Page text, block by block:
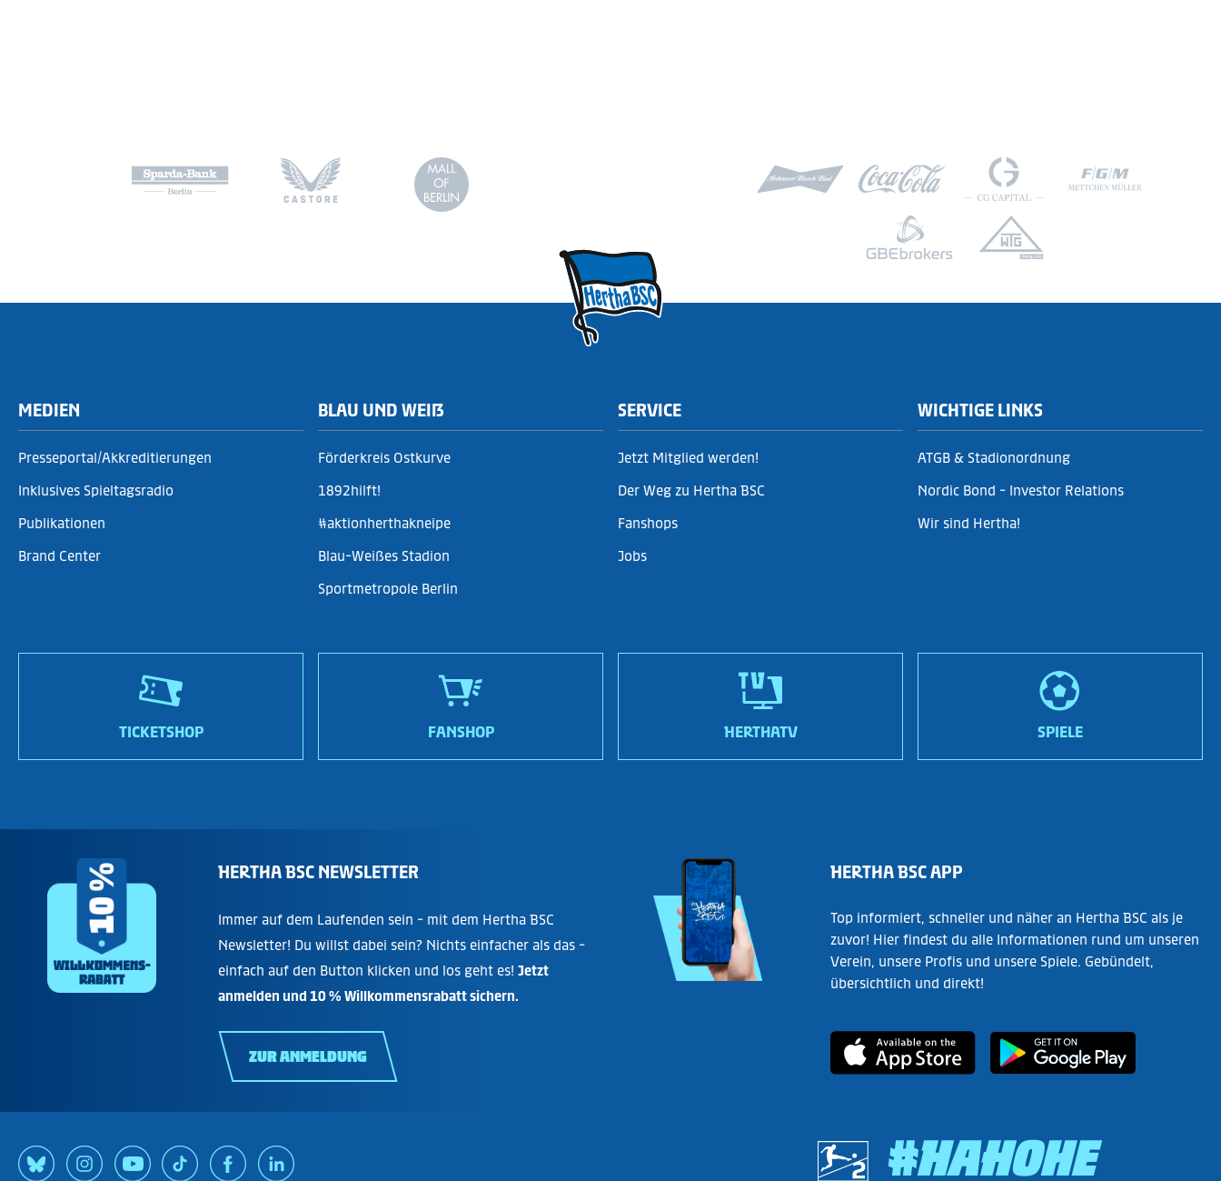
MEDIEN
Presseportal/Akkreditierungen
Inklusives Spieltagsradio
Publikationen
Brand Center
BLAU UND WEIẞ
Förderkreis Ostkurve
1892hilft!
#aktionherthakneipe
Blau-Weißes Stadion
Sportmetropole Berlin
SERVICE
Jetzt Mitglied werden!
Der Weg zu Hertha BSC
Fanshops
Jobs
WICHTIGE LINKS
ATGB & Stadionordnung
Nordic Bond - Investor Relations
Wir sind Hertha!
TICKETSHOP FANSHOP HERTHATV SPIELE
HERTHA BSC NEWSLETTER
Immer auf dem Laufenden sein - mit dem Hertha BSC
Newsletter! Du willst dabei sein? Nichts einfacher als das -
einfach auf den Button klicken und los geht es!Jetzt
anmelden und 10 % Willkommensrabatt sichern.
ZUR ANMELDUNG
HERTHA BSC APP
Top informiert, schneller und näher an Hertha BSC als je
zuvor! Hier findest du alle Informationen rund um unseren
Verein, unsere Profis und unsere Spiele. Gebündelt,
übersichtlich und direkt!
#HAHOHE